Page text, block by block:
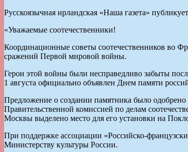
Русскоязычная ирландская «Наша газета»
«Уважаемые соотечественники!
Координационные советы соотечественников во
сражений Первой мировой войны.
Герои этой войны были несправедливо забыты
1 августа официально объявлен Днем памяти
Предложение о создании памятника было
Правительственной комиссией по делам
Москвы выделено место для его установки на
При поддержке ассоциации «Российско-
Министерству культуры России.